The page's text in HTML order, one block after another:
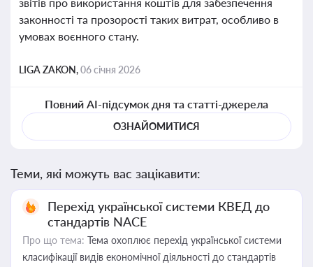
законності та прозорості таких витрат, особливо в
умовах воєнного стану.
LIGA ZAKON,06 січня 2026
Повний AI-підсумок дня та статті-джерела
ОЗНАЙОМИТИСЯ
Теми, які можуть вас зацікавити:
Перехід української системи КВЕД до
стандартів NACE
Про що тема: Тема охоплює перехід української системи
класифікації видів економічної діяльності до стандартів